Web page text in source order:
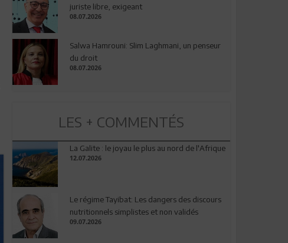
juriste libre, exigeant
08.07.2026
Salwa Hamrouni: Slim Laghmani, un penseur
du droit
08.07.2026
LES + COMMENTÉS
La Galite : le joyau le plus au nord de l'Afrique
12.07.2026
Le régime Tayibat: Les dangers des discours
nutritionnels simplistes et non validés
09.07.2026